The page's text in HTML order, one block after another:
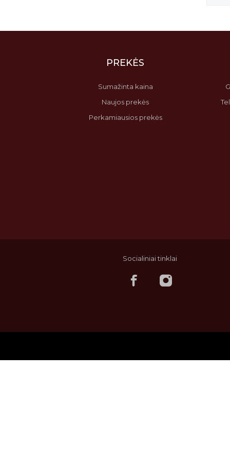
PREKĖS
Sumažinta kaina
Naujos prekės
Perkamiausios prekės
Socialiniai tinklai